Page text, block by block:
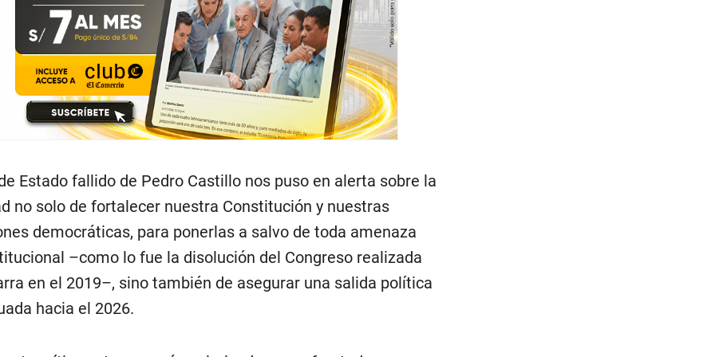
Estado fallido de Pedro Castillo nos puso en alerta sobre la
no solo de fortalecer nuestra Constitución y nuestras
democráticas, para ponerlas a salvo de toda amenaza
–como lo fue la disolución del Congreso realizada
en el 2019–, sino también de asegurar una salida política
hacia el 2026.